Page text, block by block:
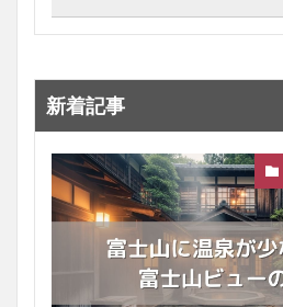
新着記事